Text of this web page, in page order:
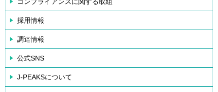
採用情報
調達情報
公式SNS
J-PEAKSについて